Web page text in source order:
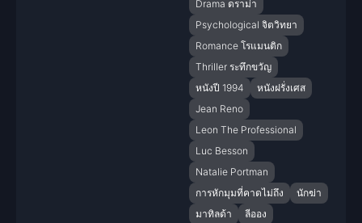
Drama ดราม่า
Psychological จิตวิทยา
Romance โรแมนติก
Thriller ระทึกขวัญ
หนังปี 1994
หนังฝรั่งเศส
Jean Reno
Leon The Professional
Luc Besson
Natalie Portman
การหักมุมที่คาดไม่ถึง
นักฆ่า
มาทิลด้า
ลีออง